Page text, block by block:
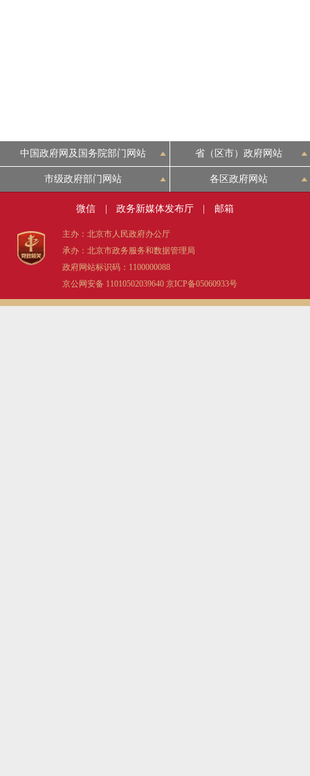
中国政府网及国务院部门网站 省（区市）政府网站
市级政府部门网站 各区政府网站
微信 政务新媒体发布厅 邮箱
主办：北京市人民政府办公厅
承办：北京市政务服务和数据管理局
政府网站标识码：1100000088
京公网安备 11010502039640 京ICP备05060933号